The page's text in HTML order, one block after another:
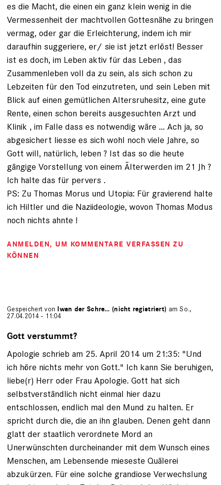
es die Macht, die einen ein ganz klein wenig in die
Vermessenheit der machtvollen Gottesnähe zu bringen
vermag, oder gar die Erleichterung, indem ich mir
daraufhin suggeriere, er/ sie ist jetzt erlöst! Besser
ist es doch, im Leben aktiv für das Leben , das
Zusammenleben voll da zu sein, als sich schon zu
Lebzeiten für den Tod einzutreten, und sein Leben mit
Blick auf einen gemütlichen Altersruhesitz, eine gute
Rente, einen schon bereits ausgesuchten Arzt und
Klinik , im Falle dass es notwendig wäre ... Ach ja, so
abgesichert liesse es sich wohl noch viele Jahre, so
Gott will, natürlich, leben ? Ist das so die heute
gängige Vorstellung von einem Älterwerden im 21 Jh ?
Ich halte das für pervers .
PS: Zu Thomas Morus und Utopia: Für gravierend halte
ich Hiltler und die Naziideologie, wovon Thomas Modus
noch nichts ahnte !
ANMELDEN, UM KOMMENTARE VERFASSEN ZU
KÖNNEN
Gespeichert von Iwan der Schre… (nicht registriert) am So.,
27.04.2014 - 11:04
Gott verstummt?
Apologie schrieb am 25. April 2014 um 21:35: "Und
ich höre nichts mehr von Gott." Ich kann Sie beruhigen,
liebe(r) Herr oder Frau Apologie. Gott hat sich
selbstverständlich nicht einmal hier dazu
entschlossen, endlich mal den Mund zu halten. Er
spricht durch die, die an ihn glauben. Denen geht dann
glatt der staatlich verordnete Mord an
Unerwünschten durcheinander mit dem Wunsch eines
Menschen, am Lebensende mieseste Quälerei
abzukürzen. Für eine solche grandiose Verwechslung